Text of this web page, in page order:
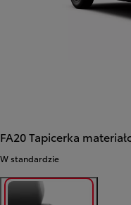
FA20 Tapicerka
W standardzie